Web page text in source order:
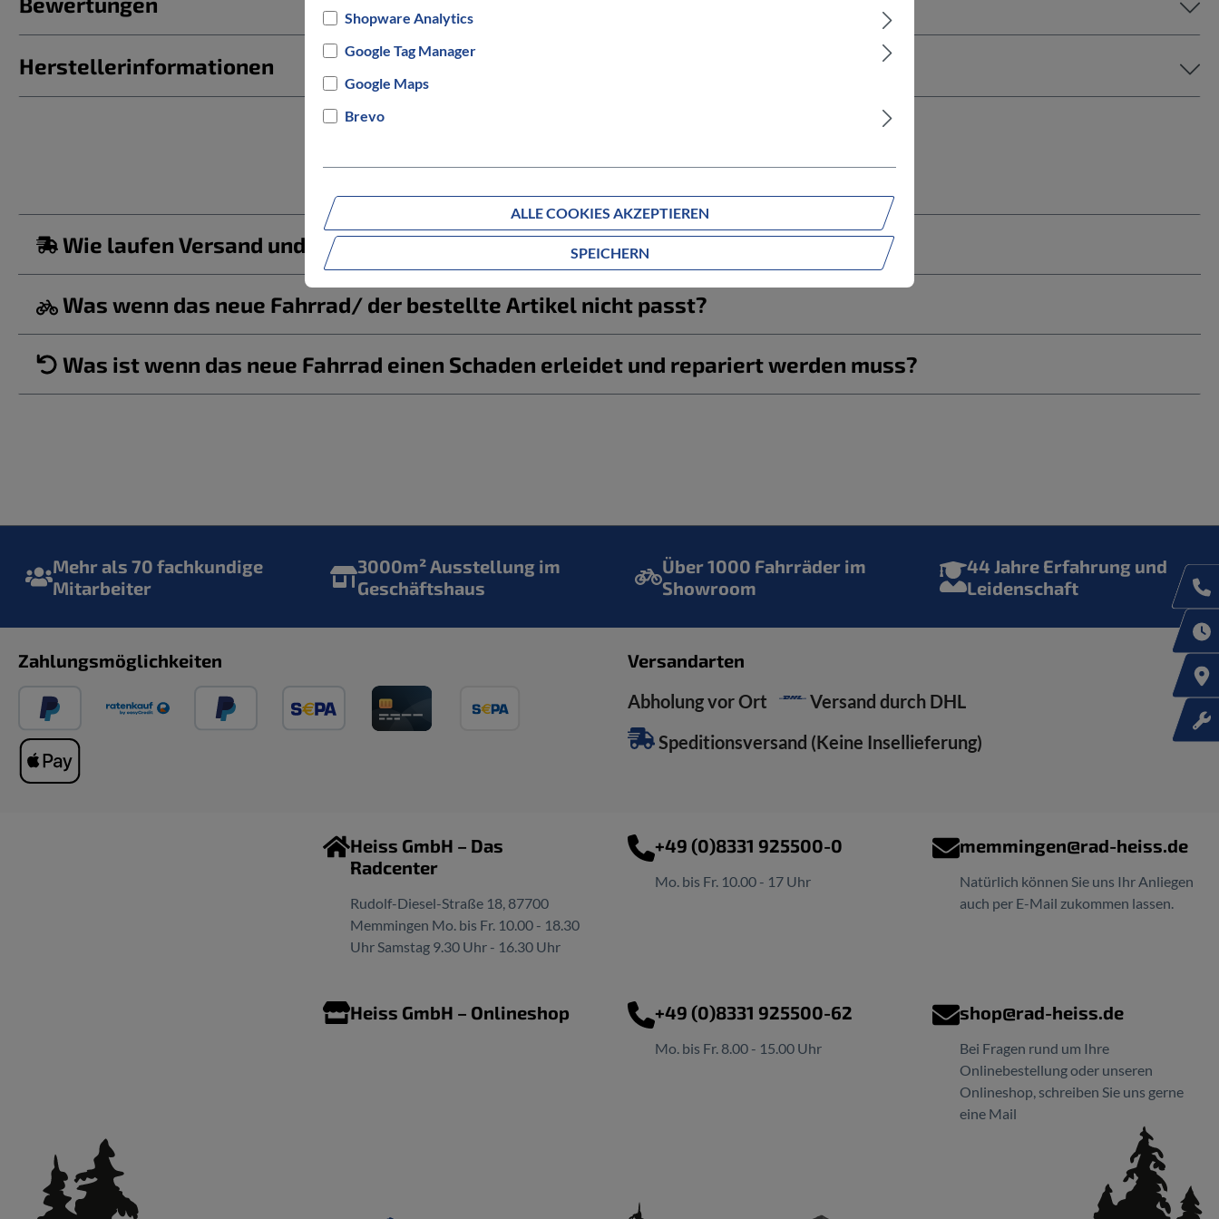
Herstellerinformationen
Wie laufen Versand und Lieferung ab?
Was wenn das neue Fahrrad/ der bestellte Artikel nicht passt?
Was ist wenn das neue Fahrrad einen Schaden erleidet und repariert werden muss?
Mehr als 70 fachkundige
Mitarbeiter
3000m² Ausstellung im
Geschäftshaus
Über 1000 Fahrräder im
Showroom
44 Jahre Erfahrung und
Leidenschaft
Zahlungsmöglichkeiten
Versandarten
Abholung vor Ort
Versand durch DHL
Speditionsversand (Keine Insellieferung)
Heiss GmbH – Das
Radcenter
Rudolf-Diesel-Straße 18, 87700
Memmingen Mo. bis Fr. 10.00 - 18.30
Uhr Samstag 9.30 Uhr - 16.30 Uhr
+49 (0)8331 925500-0
Mo. bis Fr. 10.00 - 17 Uhr
memmingen@rad-heiss.de
Natürlich können Sie uns Ihr Anliegen
auch per E-Mail zukommen lassen.
Heiss GmbH – Onlineshop +49 (0)8331 925500-62
Mo. bis Fr. 8.00 - 15.00 Uhr
shop@rad-heiss.de
Bei Fragen rund um Ihre
Onlinebestellung oder unseren
Onlineshop, schreiben Sie uns gerne
eine Mail
Shopware Analytics
Google Tag Manager
Google Maps
Brevo
ALLE COOKIES AKZEPTIEREN
SPEICHERN